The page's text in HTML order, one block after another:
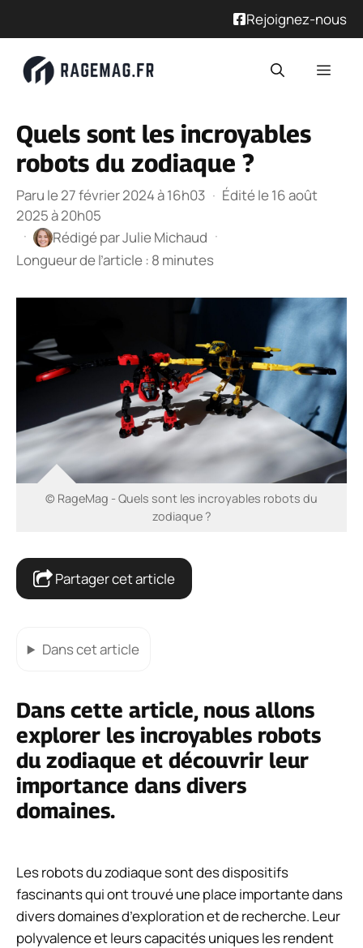
Rejoignez-nous
Quels sont les incroyables
robots du zodiaque ?
Paru le 27 février 2024 à 16h03 · Édité le 16 août
2025 à 20h05
·
Rédigé parJulie Michaud ·
Longueur de l’article : 8 minutes
© RageMag - Quels sont les incroyables robots du
zodiaque ?
Partager cet article
Dans cet article
Dans cette article, nous allons
explorer les incroyables robots
du zodiaque et découvrir leur
importance dans divers
domaines.
Les robots du zodiaque sont des dispositifs
fascinants qui ont trouvé une place importante dans
divers domaines d’exploration et de recherche. Leur
polyvalence et leurs capacités uniques les rendent